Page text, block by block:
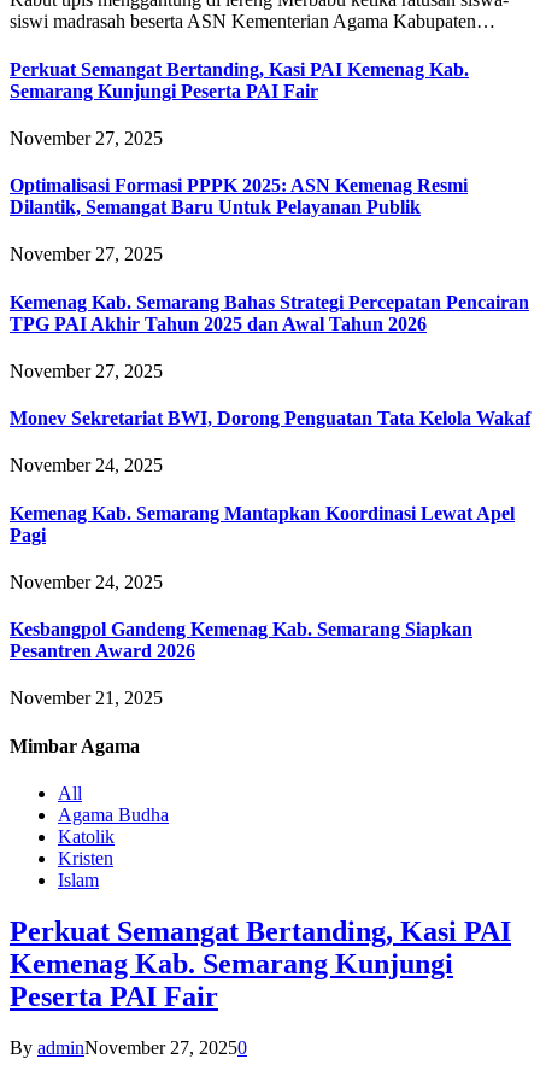
siswi madrasah beserta ASN Kementerian Agama Kabupaten…
Perkuat Semangat Bertanding, Kasi PAI Kemenag Kab.
Semarang Kunjungi Peserta PAI Fair
November 27, 2025
Optimalisasi Formasi PPPK 2025: ASN Kemenag Resmi
Dilantik, Semangat Baru Untuk Pelayanan Publik
November 27, 2025
Kemenag Kab. Semarang Bahas Strategi Percepatan Pencairan
TPG PAI Akhir Tahun 2025 dan Awal Tahun 2026
November 27, 2025
Monev Sekretariat BWI, Dorong Penguatan Tata Kelola Wakaf
November 24, 2025
Kemenag Kab. Semarang Mantapkan Koordinasi Lewat Apel
Pagi
November 24, 2025
Kesbangpol Gandeng Kemenag Kab. Semarang Siapkan
Pesantren Award 2026
November 21, 2025
Mimbar Agama
All
Agama Budha
Katolik
Kristen
Islam
Perkuat Semangat Bertanding, Kasi PAI
Kemenag Kab. Semarang Kunjungi
Peserta PAI Fair
By adminNovember 27, 20250